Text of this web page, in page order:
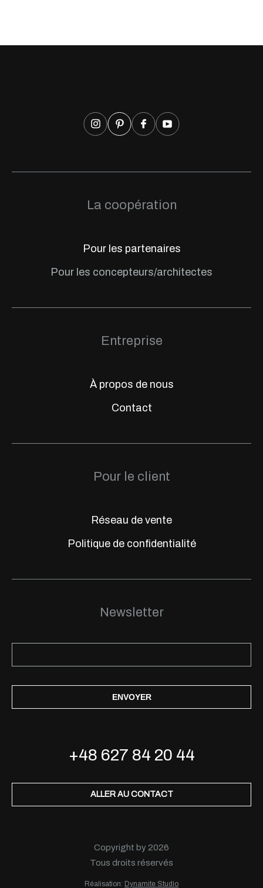
La coopération
Pour les partenaires
Pour les concepteurs/architectes
Entreprise
À propos de nous
Contact
Pour le client
Réseau de vente
Politique de confidentialité
Newsletter
ENVOYER
+48 627 84 20 44
ALLER AU CONTACT
Copyright by 2026
Tous droits réservés
Réalisation: Dynamite Studio